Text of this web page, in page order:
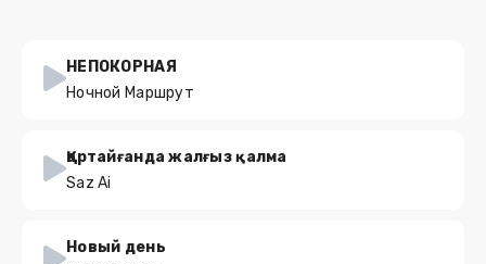
НЕПОКОРНАЯ
Ночной Маршрут
Қартайғанда жалғыз қалма
Saz Ai
Новый день